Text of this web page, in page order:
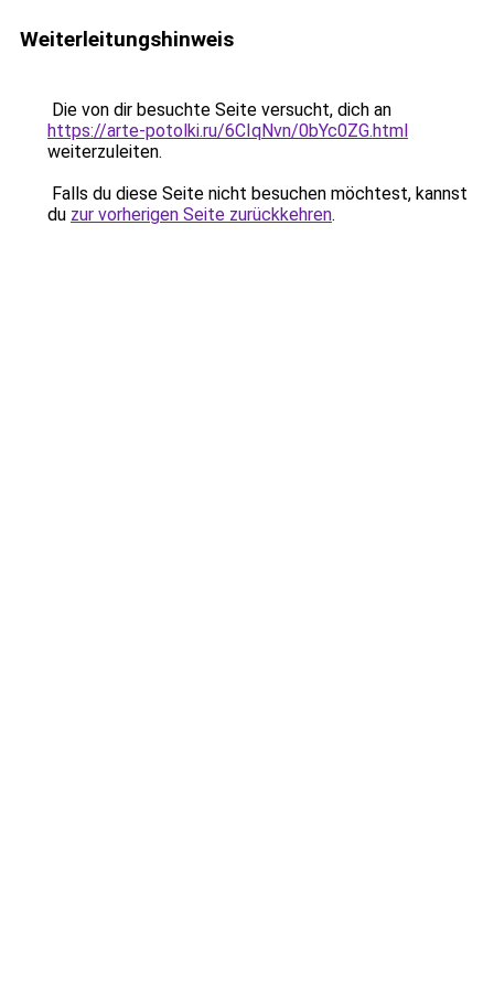
Weiterleitungshinweis
Die von dir besuchte Seite versucht, dich an
https://arte-potolki.ru/6CIqNvn/0bYc0ZG.html
weiterzuleiten.
Falls du diese Seite nicht besuchen möchtest, kannst
du zur vorherigen Seite zurückkehren.